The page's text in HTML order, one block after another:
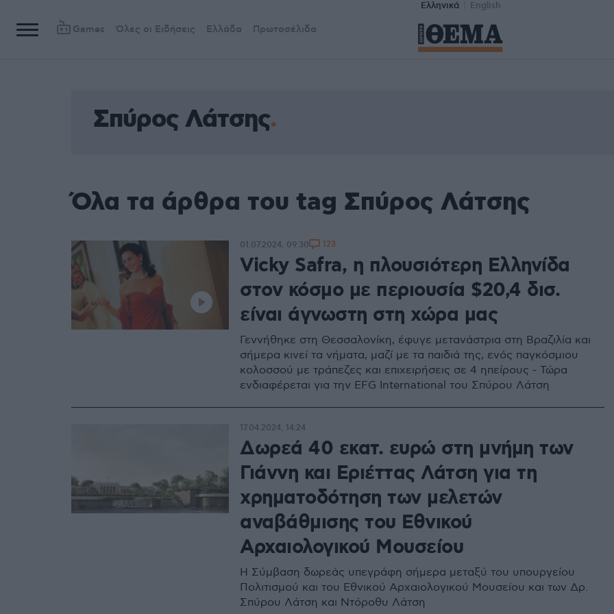
Ελληνικά English
Games Όλες οι Ειδήσεις Ελλάδα Πρωτοσέλιδα
Σπύρος Λάτσης
Όλα τα άρθρα του tag Σπύρος Λάτσης
Vicky Safra, η πλουσιότερη Ελληνίδα
στον κόσμο με περιουσία $20,4 δισ.
είναι άγνωστη στη χώρα μας
Γεννήθηκε στη Θεσσαλονίκη, έφυγε μετανάστρια στη Βραζιλία και
σήμερα κινεί τα νήματα, μαζί με τα παιδιά της, ενός παγκόσμιου
κολοσσού με τράπεζες και επιχειρήσεις σε 4 ηπείρους - Τώρα
ενδιαφέρεται για την EFG International του Σπύρου Λάτση
01.07.2024, 09:30 123
Δωρεά 40 εκατ. ευρώ στη μνήμη των
Γιάννη και Εριέττας Λάτση για τη
χρηματοδότηση των μελετών
αναβάθμισης του Εθνικού
Αρχαιολογικού Μουσείου
Η Σύμβαση δωρεάς υπεγράφη σήμερα μεταξύ του υπουργείου
Πολιτισμού και του Εθνικού Αρχαιολογικού Μουσείου και των Δρ.
Σπύρου Λάτση και Ντόροθυ Λάτση
17.04.2024, 14:24